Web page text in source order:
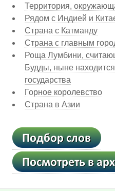
Территория,
Рядом с Индией и
Страна с Катманду
Страна с главным
Роща Лумбини,
Будды, ныне
государства
Горное королевство
Страна в Азии